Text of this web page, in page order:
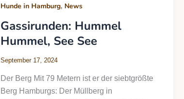
Hunde in Hamburg, News
Gassirunden: Hummel
Hummel, See See
September 17, 2024
Der Berg Mit 79 Metern ist er der siebtgrößte
Berg Hamburgs: Der Müllberg in